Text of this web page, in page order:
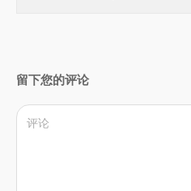
留下您的评论